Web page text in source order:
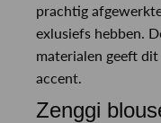
prachtig
exlusiefs hebben.
materialen geeft
accent.
Zenggi